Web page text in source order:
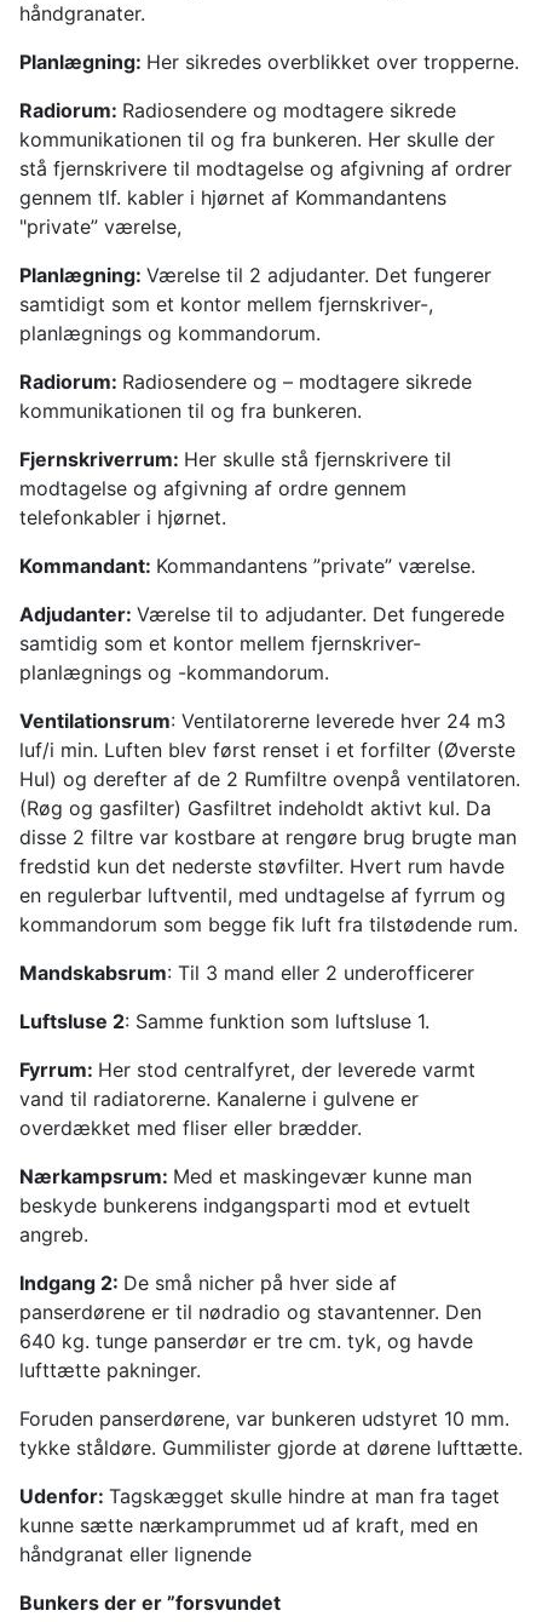
håndgranater.
Planlægning: Her sikredes overblikket over tropperne.
Radiorum: Radiosendere og modtagere sikrede
kommunikationen til og fra bunkeren. Her skulle der
stå fjernskrivere til modtagelse og afgivning af ordrer
gennem tlf. kabler i hjørnet af Kommandantens
"private” værelse,
Planlægning: Værelse til 2 adjudanter. Det fungerer
samtidigt som et kontor mellem fjernskriver-,
planlægnings og kommandorum.
Radiorum: Radiosendere og – modtagere sikrede
kommunikationen til og fra bunkeren.
Fjernskriverrum: Her skulle stå fjernskrivere til
modtagelse og afgivning af ordre gennem
telefonkabler i hjørnet.
Kommandant: Kommandantens ”private” værelse.
Adjudanter: Værelse til to adjudanter. Det fungerede
samtidig som et kontor mellem fjernskriver-
planlægnings og -kommandorum.
Ventilationsrum: Ventilatorerne leverede hver 24 m3
luf/i min. Luften blev først renset i et forfilter (Øverste
Hul) og derefter af de 2 Rumfiltre ovenpå ventilatoren.
(Røg og gasfilter) Gasfiltret indeholdt aktivt kul. Da
disse 2 filtre var kostbare at rengøre brug brugte man
fredstid kun det nederste støvfilter. Hvert rum havde
en regulerbar luftventil, med undtagelse af fyrrum og
kommandorum som begge fik luft fra tilstødende rum.
Mandskabsrum: Til 3 mand eller 2 underofficerer
Luftsluse 2: Samme funktion som luftsluse 1.
Fyrrum: Her stod centralfyret, der leverede varmt
vand til radiatorerne. Kanalerne i gulvene er
overdækket med fliser eller brædder.
Nærkampsrum: Med et maskingevær kunne man
beskyde bunkerens indgangsparti mod et evtuelt
angreb.
Indgang 2: De små nicher på hver side af
panserdørene er til nødradio og stavantenner. Den
640 kg. tunge panserdør er tre cm. tyk, og havde
lufttætte pakninger.
Foruden panserdørene, var bunkeren udstyret 10 mm.
tykke ståldøre. Gummilister gjorde at dørene lufttætte.
Udenfor: Tagskægget skulle hindre at man fra taget
kunne sætte nærkamprummet ud af kraft, med en
håndgranat eller lignende
Bunkers der er ”forsvundet